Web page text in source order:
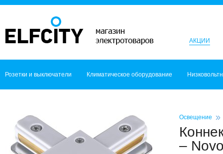
АКЦИИ
Розетки и выключатели Климатическое оборудование
Освещение
–